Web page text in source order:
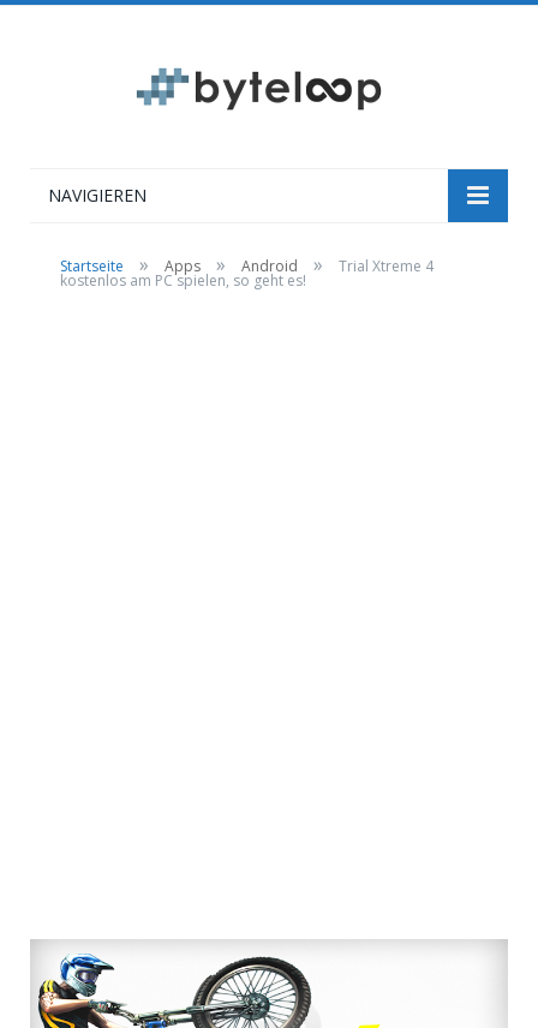
NAVIGIEREN
Startseite » Apps » Android » Trial Xtreme 4
kostenlos am PC spielen, so geht es!